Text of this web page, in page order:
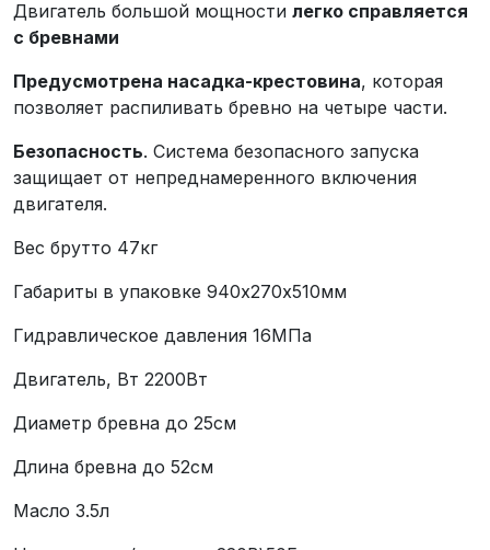
Двигатель большой мощности легко справляется
с бревнами
Предусмотрена насадка-крестовина, которая
позволяет распиливать бревно на четыре части.
Безопасность. Система безопасного запуска
защищает от непреднамеренного включения
двигателя.
Вес брутто 47кг
Габариты в упаковке 940х270х510мм
Гидравлическое давления 16МПа
Двигатель, Вт 2200Вт
Диаметр бревна до 25см
Длина бревна до 52см
Масло 3.5л